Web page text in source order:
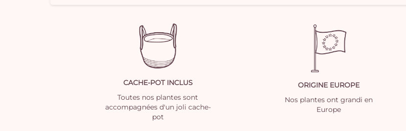
CACHE-POT INCLUS
Toutes nos plantes sont
accompagnées d'un joli cache-
pot
ORIGINE EUROPE
Nos plantes ont grandi en
Europe